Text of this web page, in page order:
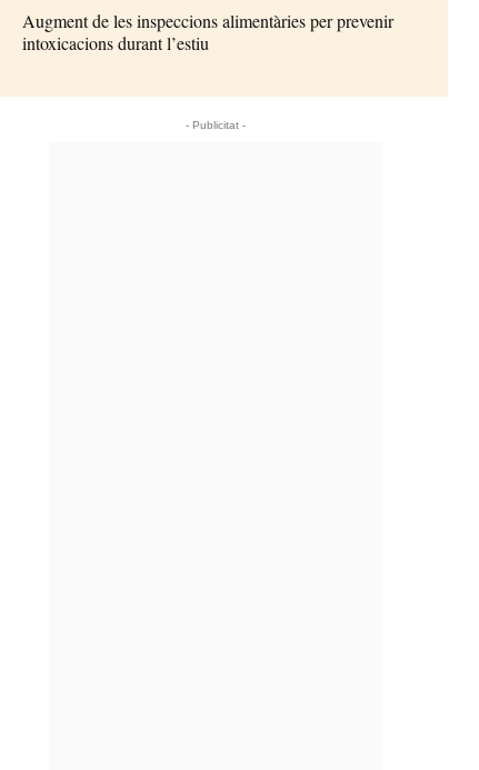
Augment de les inspeccions alimentàries per prevenir
intoxicacions durant l’estiu
- Publicitat -